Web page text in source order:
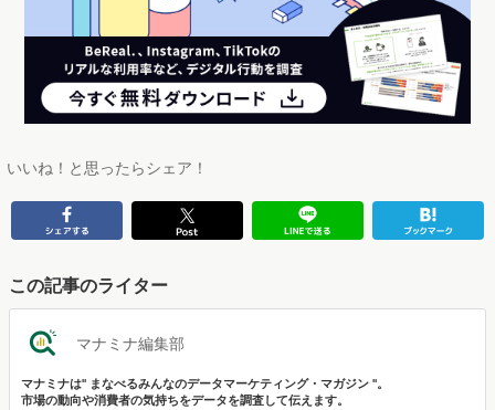
いいね！と思ったらシェア！
この記事のライター
マナミナ編集部
マナミナは" まなべるみんなのデータマーケティング・マガジン "。
市場の動向や消費者の気持ちをデータを調査して伝えます。